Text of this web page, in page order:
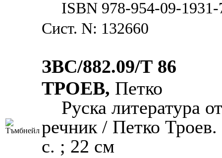
ISBN 978-954-09-1931-
Сист. N: 132660
ЗВС/882.09/Т 86
ТРОЕВ, Петко
Руска литература
речник / Петко
с. ; 22 см